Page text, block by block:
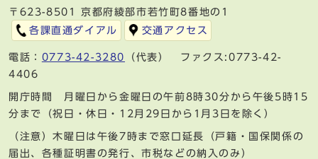
〒623-8501 京都府綾部市若竹町8番地の1
各課直通ダイアル
交通アクセス
電話： 0773-42-3280
（代表） ファクス:0773-42-
4406
開庁時間 月曜日から金曜日の午前8時30分から午後5時15
分まで（祝日・休日・12月29日から1月3日を除く）
（注意）木曜日は午後7時まで窓口延長（戸籍・国保関係の
届出、各種証明書の発行、市税などの納入のみ）